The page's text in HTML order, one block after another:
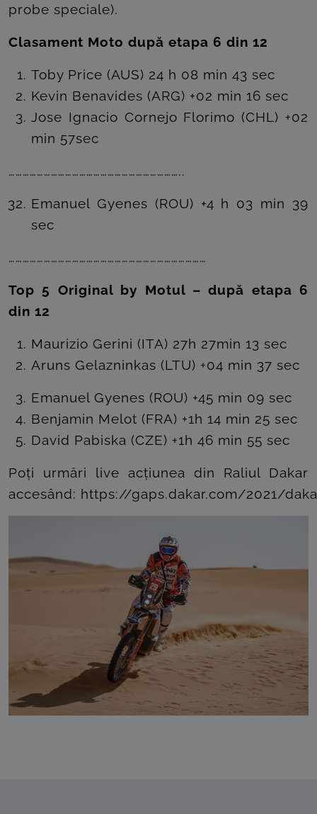
probe speciale).
Clasament Moto după etapa 6 din 12
Toby Price (AUS) 24 h 08 min 43 sec
Kevin Benavides (ARG) +02 min 16 sec
Jose Ignacio Cornejo Florimo (CHL) +02
min 57sec
………………………………………………………………..
Emanuel Gyenes (ROU) +4 h 03 min 39
sec
…………………………………………………………………………
Top 5 Original by Motul – după etapa 6
din 12
Maurizio Gerini (ITA) 27h 27min 13 sec
Aruns Gelazninkas (LTU) +04 min 37 sec
Emanuel Gyenes (ROU) +45 min 09 sec
Benjamin Melot (FRA) +1h 14 min 25 sec
David Pabiska (CZE) +1h 46 min 55 sec
Poți urmări live acțiunea din Raliul Dakar
accesând: https://gaps.dakar.com/2021/